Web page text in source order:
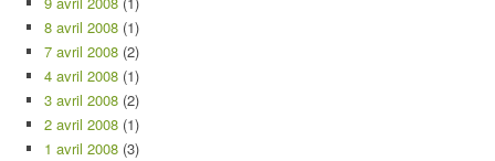
8 avril 2008 (1)
7 avril 2008 (2)
4 avril 2008 (1)
3 avril 2008 (2)
2 avril 2008 (1)
1 avril 2008 (3)